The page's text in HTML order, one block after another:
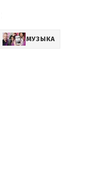
МУЗЫКА